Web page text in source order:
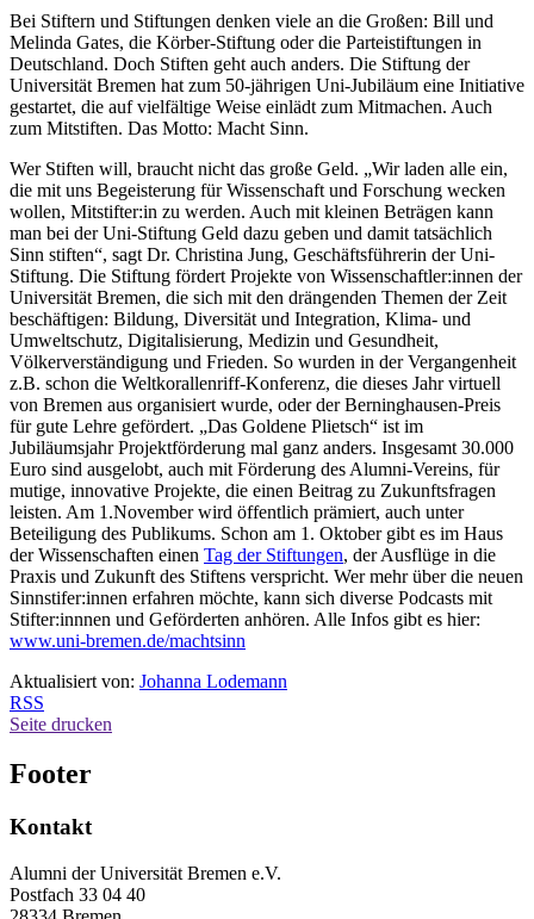
Bei Stiftern und Stiftungen denken viele an die Großen: Bill und
Melinda Gates, die Körber-Stiftung oder die Parteistiftungen in
Deutschland. Doch Stiften geht auch anders. Die Stiftung der
Universität Bremen hat zum 50-jährigen Uni-Jubiläum eine Initiative
gestartet, die auf vielfältige Weise einlädt zum Mitmachen. Auch
zum Mitstiften. Das Motto: Macht Sinn.
Wer Stiften will, braucht nicht das große Geld. „Wir laden alle ein,
die mit uns Begeisterung für Wissenschaft und Forschung wecken
wollen, Mitstifter:in zu werden. Auch mit kleinen Beträgen kann
man bei der Uni-Stiftung Geld dazu geben und damit tatsächlich
Sinn stiften“, sagt Dr. Christina Jung, Geschäftsführerin der Uni-
Stiftung. Die Stiftung fördert Projekte von Wissenschaftler:innen der
Universität Bremen, die sich mit den drängenden Themen der Zeit
beschäftigen: Bildung, Diversität und Integration, Klima- und
Umweltschutz, Digitalisierung, Medizin und Gesundheit,
Völkerverständigung und Frieden. So wurden in der Vergangenheit
z.B. schon die Weltkorallenriff-Konferenz, die dieses Jahr virtuell
von Bremen aus organisiert wurde, oder der Berninghausen-Preis
für gute Lehre gefördert. „Das Goldene Plietsch“ ist im
Jubiläumsjahr Projektförderung mal ganz anders. Insgesamt 30.000
Euro sind ausgelobt, auch mit Förderung des Alumni-Vereins, für
mutige, innovative Projekte, die einen Beitrag zu Zukunftsfragen
leisten. Am 1.November wird öffentlich prämiert, auch unter
Beteiligung des Publikums. Schon am 1. Oktober gibt es im Haus
der Wissenschaften einen Tag der Stiftungen, der Ausflüge in die
Praxis und Zukunft des Stiftens verspricht. Wer mehr über die neuen
Sinnstifer:innen erfahren möchte, kann sich diverse Podcasts mit
Stifter:innnen und Geförderten anhören. Alle Infos gibt es hier:
www.uni-bremen.de/machtsinn
Aktualisiert von: Johanna Lodemann
RSS
Seite drucken
Footer
Kontakt
Alumni der Universität Bremen e.V.
Postfach 33 04 40